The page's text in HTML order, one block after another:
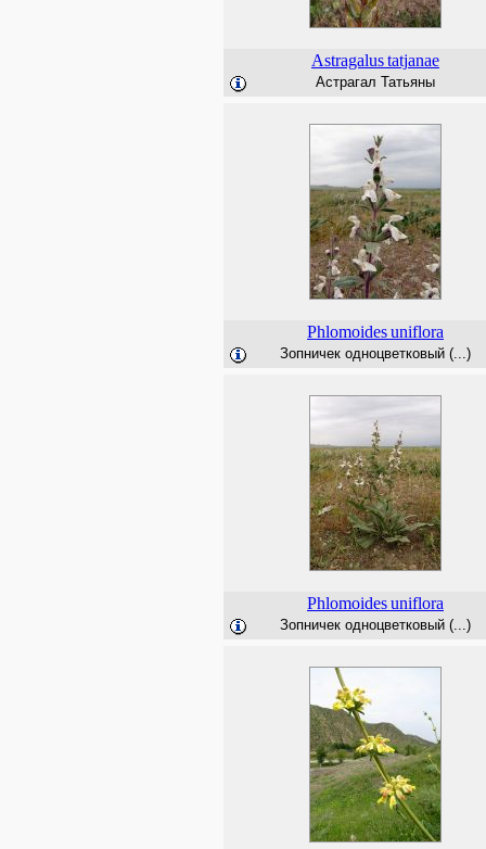
Astragalustatjanae
Астрагал Татьяны
Phlomoidesuniflora
Зопничек одноцветковый (...)
Phlomoidesuniflora
Зопничек одноцветковый (...)